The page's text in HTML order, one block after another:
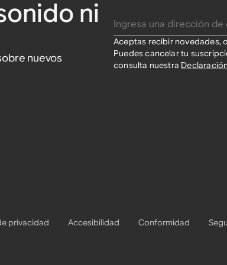
ni
nuevos
Aceptas recibir novedades,
Puedes cancelar tu
consulta nuestra
privacidad Accesibilidad Conformidad